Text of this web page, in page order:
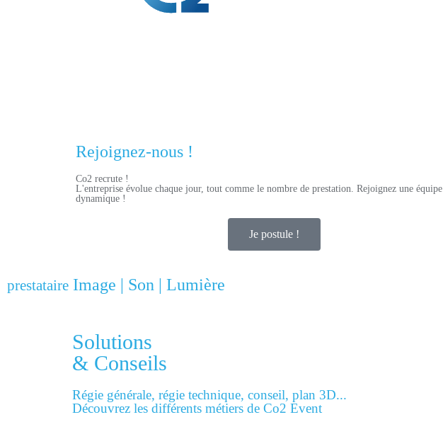
Rejoignez-nous !
Co2 recrute !
L'entreprise évolue chaque jour, tout comme le nombre de prestation. Rejoignez une équipe
dynamique !
Je postule !
prestataire Image | Son | Lumière
Solutions
& Conseils
Régie générale, régie technique, conseil, plan 3D...
Découvrez les différents métiers de Co2 Event